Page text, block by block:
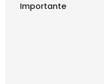
Importante